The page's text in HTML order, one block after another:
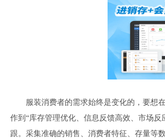
服装消费者的需求始终是变化的，要想在
作到“库存管理优化、信息反馈高效、市场
跟。采集准确的销售、消费者特征、存量等